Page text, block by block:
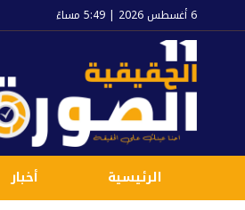
6 أغسطس 2026 | 5:49 مساءً
الرئيسية أخبار